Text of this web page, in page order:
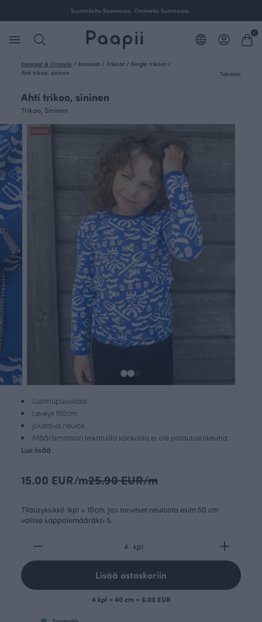
Ilmainen toimitus yli 100 € tilauksille Suomessa.
0
Kankaat & Ompelu / Kankaat / Trikoot / Single trikoot /
Ahti trikoo, sininen
Takaisin
Ahti trikoo, sininen
Trikoo, Sininen
OUTLET
Luomupuuvillaa
Leveys 160cm
Joustava neulos
Määrämittaan leikatuilla kankailla ei ole palautusoikeutta
Lue lisää
15.00 EUR/m25.90 EUR/m
Tilausyksikkö 1kpl = 10cm. Jos tarvitset neulosta esim 50 cm
valitse kappalemääräksi 5.
kpl
Lisää ostoskoriin
4 kpl = 40 cm = 6.00 EUR